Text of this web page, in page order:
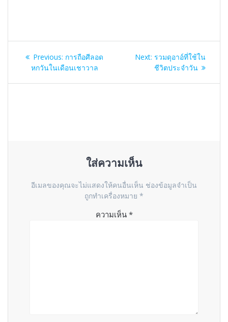
แนะแนว
เรื่อง
Previous: Previous
post:
การถือศีลอด
หกวันในเดือนเชาวาล
Next: Next
post:
รวมดุอาอ์ที่ใช้ใน
ชีวิตประจำวัน
ใส่ความเห็น
อีเมลของคุณจะไม่แสดงให้คนอื่นเห็น ช่องข้อมูลจำเป็น
ถูกทำเครื่องหมาย *
ความเห็น *